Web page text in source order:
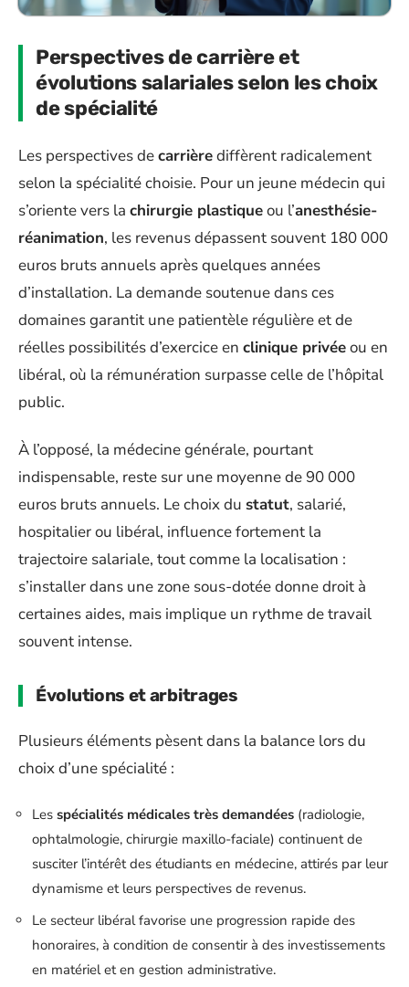
Perspectives de carrière et
évolutions salariales selon les choix
de spécialité
Les perspectives decarrièrediffèrent radicalement
selon la spécialité choisie. Pour un jeune médecin qui
s’oriente vers la chirurgie plastiqueou l’anesthésie-
réanimation, les revenus dépassent souvent 180 000
euros bruts annuels après quelques années
d’installation. La demande soutenue dans ces
domaines garantit une patientèle régulière et de
réelles possibilités d’exercice en clinique privéeou en
libéral, où la rémunération surpasse celle de l’hôpital
public.
À l’opposé, la médecine générale, pourtant
indispensable, reste sur une moyenne de 90 000
euros bruts annuels. Le choix du statut, salarié,
hospitalier ou libéral, influence fortement la
trajectoire salariale, tout comme la localisation :
s’installer dans une zone sous-dotée donne droit à
certaines aides, mais implique un rythme de travail
souvent intense.
Évolutions et arbitrages
Plusieurs éléments pèsent dans la balance lors du
choix d’une spécialité :
Les spécialités médicales très demandées (radiologie,
ophtalmologie, chirurgie maxillo-faciale) continuent de
susciter l’intérêt des étudiants en médecine, attirés par leur
dynamisme et leurs perspectives de revenus.
Le secteur libéral favorise une progression rapide des
honoraires, à condition de consentir à des investissements
en matériel et en gestion administrative.